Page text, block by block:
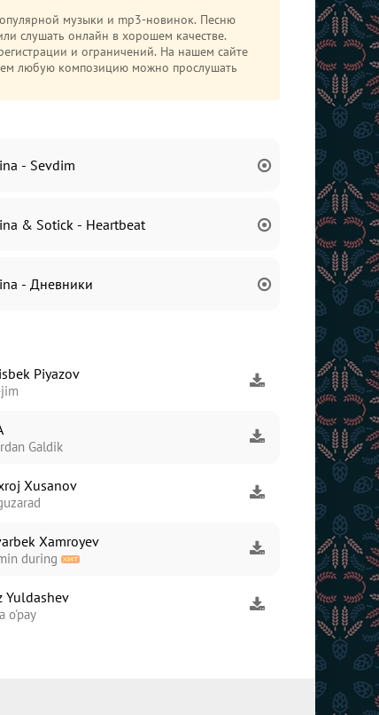
музыки и mp3-новинок. Песню
слушать онлайн в хорошем качестве.
и ограничений. На нашем сайте
любую композицию можно прослушать
- Sevdim
& Sotick - Heartbeat
- Дневники
Piyazov
Galdik
Xusanov
Xamroyev
during
Yuldashev
o'pay